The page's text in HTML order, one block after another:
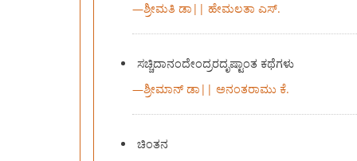
—ಶ್ರೀಮತಿ ಡಾ|| ಹೇಮಲತಾ ಎಸ್.
ಸಚ್ಚಿದಾನಂದೇಂದ್ರರದೃಷ್ಟಾಂತ ಕಥೆಗಳು
—ಶ್ರೀಮಾನ್ ಡಾ|| ಅನಂತರಾಮು ಕೆ.
ಚಿಂತನ